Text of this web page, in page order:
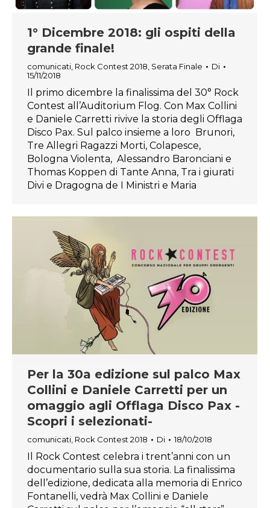
1° Dicembre 2018: gli ospiti della
grande finale!
comunicati Rock Contest 2018 Serata Finale
Di
15/11/2018
Il primo dicembre la finalissima del 30° Rock
Contest all’Auditorium Flog. Con Max Collini
e Daniele Carretti rivive la storia degli Offlaga
Disco Pax. Sul palco insieme a loro Brunori,
Tre Allegri Ragazzi Morti, Colapesce,
Bologna Violenta, Alessandro Baronciani e
Thomas Koppen di Tante Anna, Tra i giurati
Divi e Dragogna de I Ministri e Maria
Per la 30a edizione sul palco Max
Collini e Daniele Carretti per un
omaggio agli Offlaga Disco Pax -
Scopri i selezionati-
comunicati Rock Contest 2018 Di 18/10/2018
Il Rock Contest celebra i trent’anni con un
documentario sulla sua storia. La finalissima
dell’edizione, dedicata alla memoria di Enrico
Fontanelli, vedrà Max Collini e Daniele